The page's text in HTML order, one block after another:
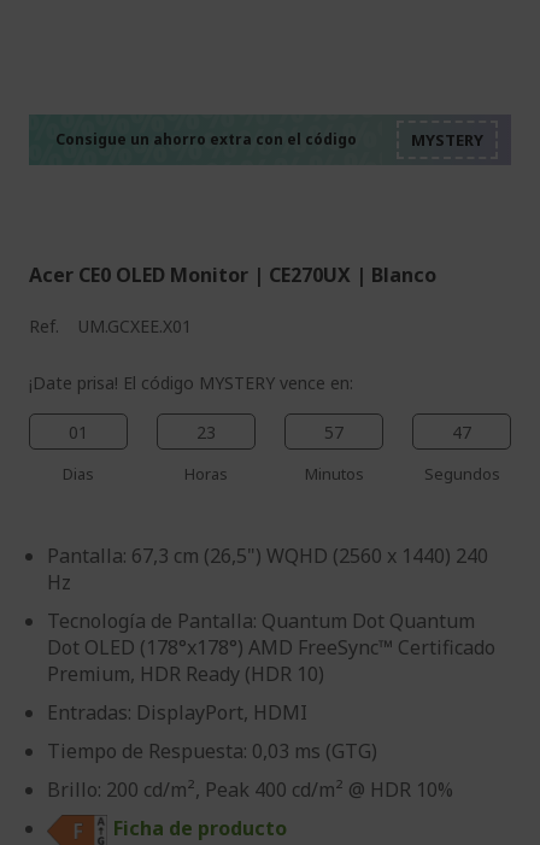
Consigue un ahorro extra con el código
Acer CE0 OLED Monitor | CE270UX | Blanco
Ref. UM.GCXEE.X01
¡Date prisa! El código MYSTERY vence en:
01
Dias
23
Horas
57
Minutos
46
Segundos
Pantalla: 67,3 cm (26,5") WQHD (2560 x 1440) 240
Hz
Tecnología de Pantalla: Quantum Dot Quantum
Dot OLED (178°x178°) AMD FreeSync™ Certificado
Premium, HDR Ready (HDR 10)
Entradas: DisplayPort, HDMI
Tiempo de Respuesta: 0,03 ms (GTG)
Brillo: 200 cd/m², Peak 400 cd/m² @ HDR 10%
Ficha de producto